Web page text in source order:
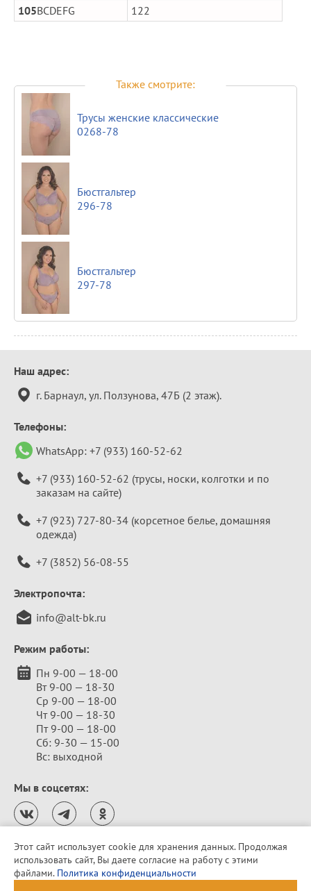
105BCDEFG 122
Также смотрите:
Трусы женские классические
0268-78
Бюстгальтер
296-78
Бюстгальтер
297-78
Контактная
информация
Наш адрес:
г. Барнаул, ул. Ползунова, 47Б (2 этаж).
Телефоны:
WhatsApp: +7 (933) 160-52-62
+7 (933) 160-52-62 (трусы, носки, колготки и по
заказам на сайте)
+7 (923) 727-80-34 (корсетное белье, домашняя
одежда)
+7 (3852) 56-08-55
Электропочта:
info@alt-bk.ru
Режим работы:
Пн 9-00 — 18-00
Вт 9-00 — 18-30
Ср 9-00 — 18-00
Чт 9-00 — 18-30
Пт 9-00 — 18-00
Сб: 9-30 — 15-00
Вс: выходной
Мы в соцсетях:
Политика конфиденциальности
© 2010–2026 «Алтайская бельевая компания»
Этот сайт использует cookie для хранения данных. Продолжая
использовать сайт, Вы даете согласие на работу с этими
файлами. Политика конфиденциальности